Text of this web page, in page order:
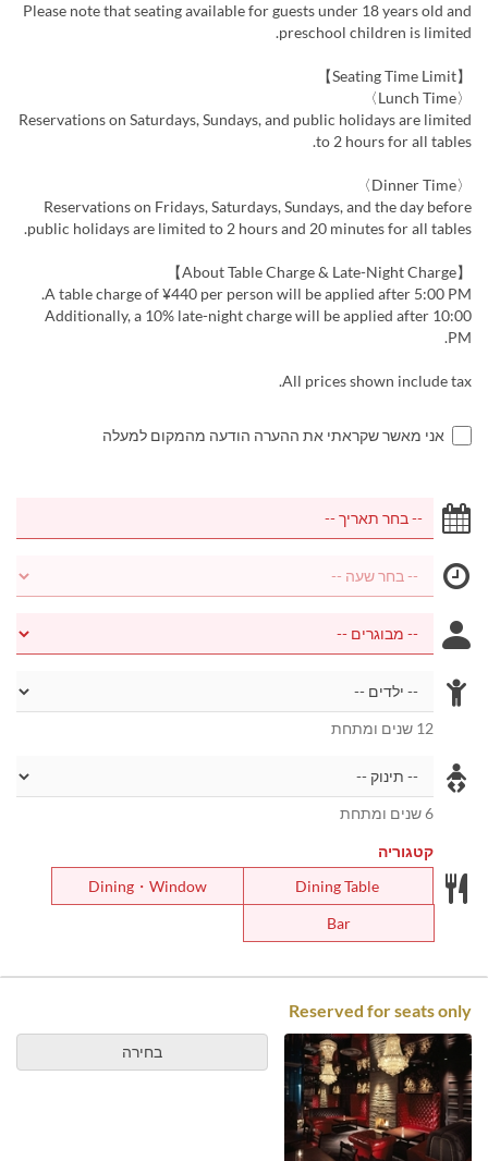
Please note that seating available for guests under 18 years old and
preschool children is limited.
【Seating Time Limit】
〈Lunch Time〉
Reservations on Saturdays, Sundays, and public holidays are limited
to 2 hours for all tables.
〈Dinner Time〉
Reservations on Fridays, Saturdays, Sundays, and the day before
public holidays are limited to 2 hours and 20 minutes for all tables.
【About Table Charge & Late-Night Charge】
A table charge of ¥440 per person will be applied after 5:00 PM.
Additionally, a 10% late-night charge will be applied after 10:00
PM.
All prices shown include tax.
אני מאשר שקראתי את ההערה הודעה מהמקום למעלה
12 שנים ומתחת
6 שנים ומתחת
קטגוריה
Dining Table
Dining・Window
Bar
Reserved for seats only
בחירה